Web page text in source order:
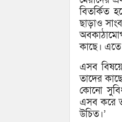
বিতর্কিত
ছাড়াও
কাছে।
এসব
তাদের
কোনো
এসব করে
উচিত।’